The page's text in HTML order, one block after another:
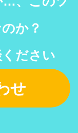
か？
ださい
せ